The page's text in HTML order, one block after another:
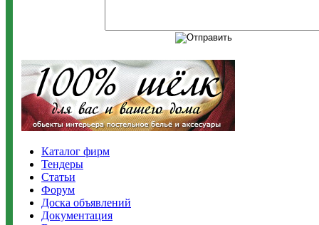
Каталог фирм
Тендеры
Статьи
Форум
Доска объявлений
Документация